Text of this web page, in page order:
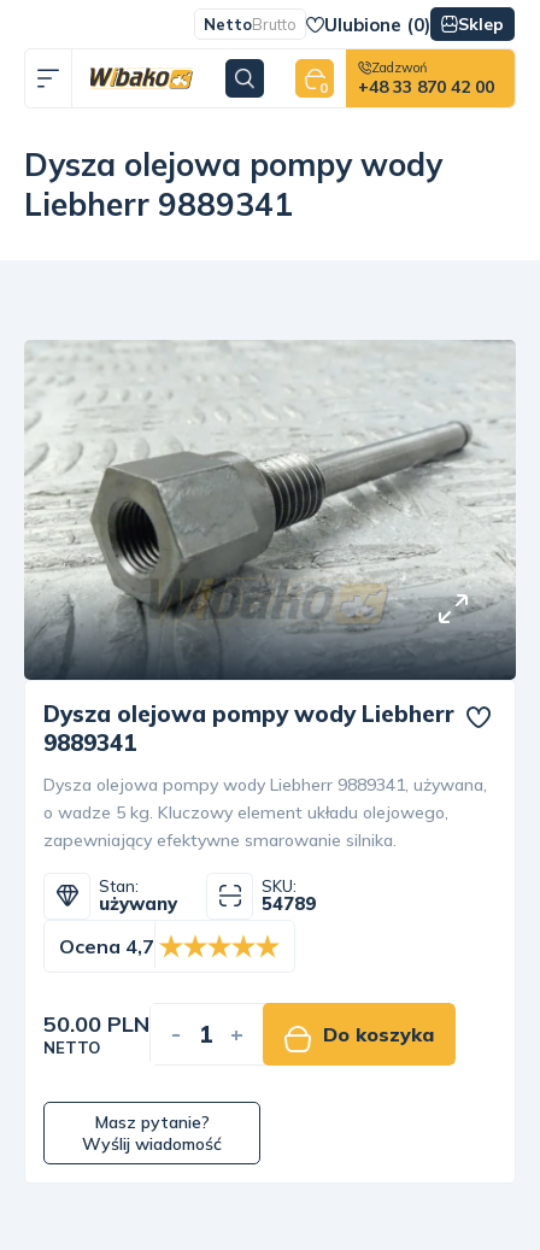
NettoBrutto Ulubione (0) Sklep
0
Zadzwoń
+48 33 870 42 00
Dysza olejowa pompy wody
Liebherr 9889341
Dysza olejowa pompy wody Liebherr
9889341
Dysza olejowa pompy wody Liebherr 9889341, używana,
o wadze 5 kg. Kluczowy element układu olejowego,
zapewniający efektywne smarowanie silnika.
Stan:
używany
SKU:
54789
Ocena 4,7
50.00 PLN
NETTO - + Do koszyka
Masz pytanie?
Wyślij wiadomość